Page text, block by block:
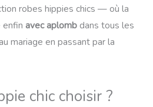
robes hippies chics — où la
avec aplomb dans tous les
mariage en passant par la
chic choisir ?